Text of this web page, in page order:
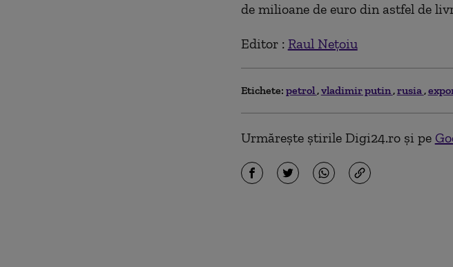
de milioane de euro din astfel de
Editor : Raul Nețoiu
Etichete: petrol vladimir putin rusia
Urmărește știrile Digi24.ro și pe